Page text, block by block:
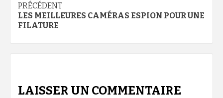
Navigation
d’article
PRÉCÉDENT
LES MEILLEURES CAMÉRAS ESPION POUR UNE
FILATURE
LAISSER UN COMMENTAIRE